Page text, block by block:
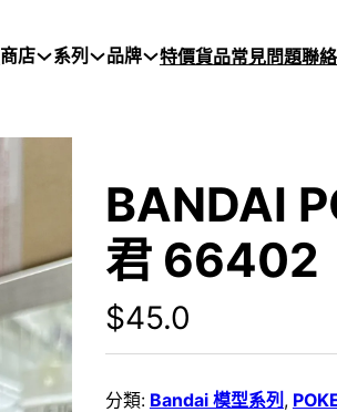
商店 系列 品牌 特價貨品常見問題聯
BANDAI
君 66402
$45.0
分類: Bandai 模型系列 ,